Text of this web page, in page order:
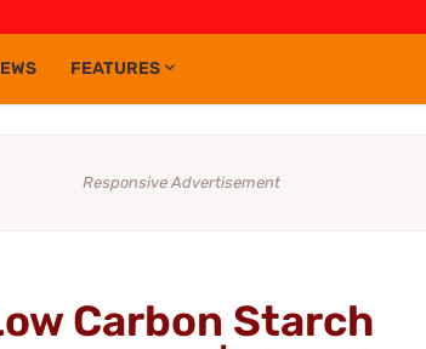
FEATURES
Responsive Advertisement
Carbon Starch